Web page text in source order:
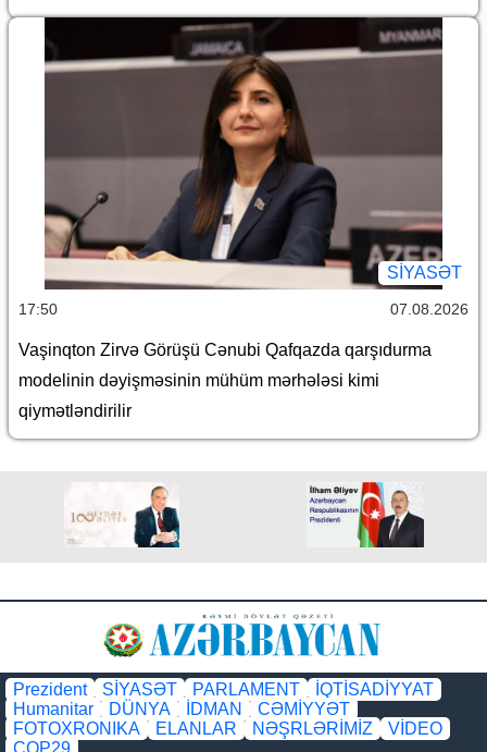
SİYASƏT
17:50 07.08.2026
Vaşinqton Zirvə Görüşü Cənubi Qafqazda qarşıdurma
modelinin dəyişməsinin mühüm mərhələsi kimi
qiymətləndirilir
Prezident SİYASƏT PARLAMENT
İQTİSADİYYAT
Humanitar
DÜNYA İDMAN
CƏMİYYƏT
FOTOXRONIKA
ELANLAR NƏŞRLƏRİMİZ
VİDEO
COP29